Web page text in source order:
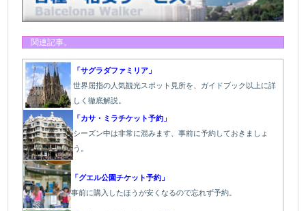
関連記事。
「サグラダファミリア」
世界屈指の人気観光スポット見所を、ガイドブック以上に詳
しく徹底解説。
「カサ・ミラチケット予約」
シーズン中は非常に混みます、事前に予約しておきましょ
う。
「グエル公園チケット予約」
事前に購入したほうが安くなるので忘れず予約。